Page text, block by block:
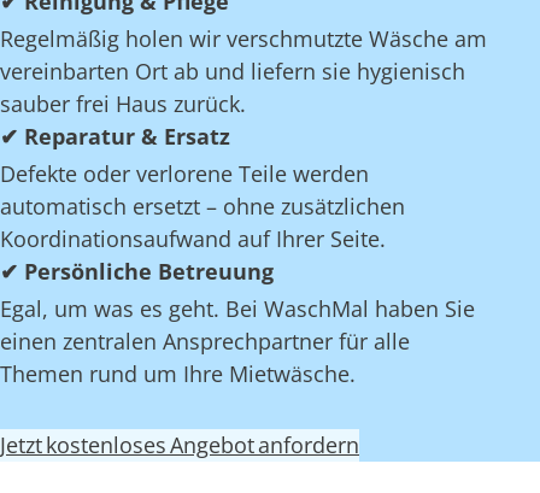
Regelmäßig holen wir verschmutzte Wäsche am
vereinbarten Ort ab und liefern sie hygienisch
sauber frei Haus zurück.
✔ Reparatur & Ersatz
Defekte oder verlorene Teile werden
automatisch ersetzt – ohne zusätzlichen
Koordinationsaufwand auf Ihrer Seite.
✔ Persönliche Betreuung
Egal, um was es geht. Bei WaschMal haben Sie
einen zentralen Ansprechpartner für alle
Themen rund um Ihre Mietwäsche.
Jetzt kostenloses Angebot anfordern